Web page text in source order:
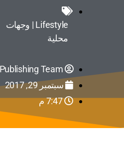
Lifestyle | وجهات
محلية
Publishing Team
سبتمبر 29, 2017
7:47 م